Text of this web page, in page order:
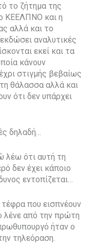
το ζήτημα της
ΚΕΕΛΠΝΟ και η
αλλά και το
αναλυτικές
εκεί και τα
κάνουν
στιγμής βεβαίως
θάλασσα αλλά και
ότι δεν υπάρχει
δηλαδή…
λέω ότι αυτή τη
δεν έχει κάποιο
εντοπίζεται…
που εισπνέουν
λένε από την πρώτη
ήταν ο
τηλεόραση.